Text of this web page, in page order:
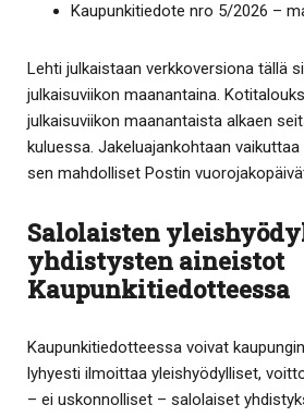
Kaupunkitiedote nro 5/2026 –
Lehti julkaistaan verkkoversiona tällä
julkaisuviikon maanantaina.
julkaisuviikon maanantaista alkaen
kuluessa. Jakeluajankohtaan
sen mahdolliset Postin
Salolaisten
yhdistysten aineistot
Kaupunkitiedotteessa
Kaupunkitiedotteessa voivat
lyhyesti ilmoittaa yleishyödylliset,
– ei uskonnolliset – salolaiset